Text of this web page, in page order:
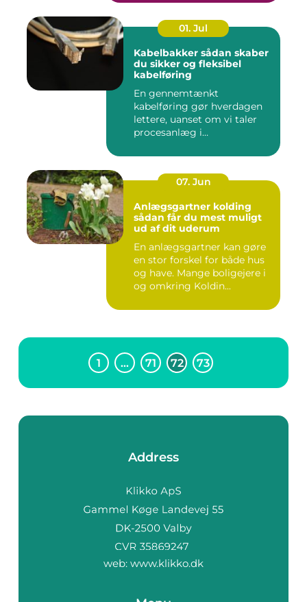
01. Jul
Kabelbakker sådan skaber
du sikker og fleksibel
kabelføring
En gennemtænkt
kabelføring gør hverdagen
lettere, uanset om vi taler
procesanlæg i
07. Jun
Anlægsgartner kolding
sådan får du mest muligt
ud af dit uderum
En anlægsgartner kan gøre
en stor forskel for både hus
og have. Mange boligejere i
og omkring Koldin...
1 … 71 72 73
Address
web: www.klikko.dk